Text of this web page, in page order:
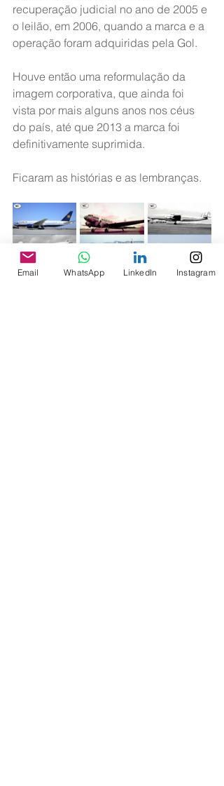
recuperação judicial no ano de 2005 e
o leilão, em 2006, quando a marca e a
operação foram adquiridas pela Gol.
Houve então uma reformulação da
imagem corporativa, que ainda foi
vista por mais alguns anos nos céus
do país, até que 2013 a marca foi
definitivamente suprimida.
Ficaram as histórias e as lembranças.
Email WhatsApp LinkedIn Instagram